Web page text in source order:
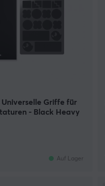
Universelle Griffe für
- Black Heavy
Auf Lager